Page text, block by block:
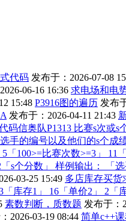
代码 发布于：2026-07-08
06-16 16:36 求电场和电
15:48 P3916图的遍历 发布
发布于：2026-04-11 21:43
信奥队P1313 比赛s次或s
的编号以及他们的s个
比赛次数>=3」 11
s个分数」 样例输出： 「
03-25 15:49 多店库存买货
存1」 16「单价2」 2「
素数判断，质数题 发布于：
2026-03-19 08:44 简单c++